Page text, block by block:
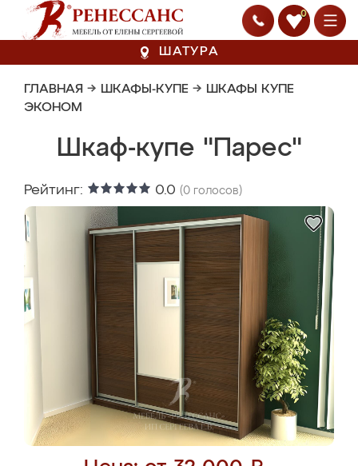
0
ШАТУРА
ГЛАВНАЯ → ШКАФЫ-КУПЕ → ШКАФЫ КУПЕ
ЭКОНОМ
Шкаф-купе "Парес"
Рейтинг: 0.0 (0 голосов)